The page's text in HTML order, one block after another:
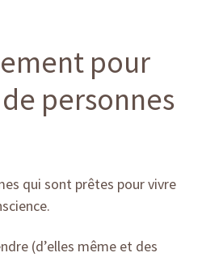
pour
personnes
qui sont prêtes pour vivre
(d’elles même et des